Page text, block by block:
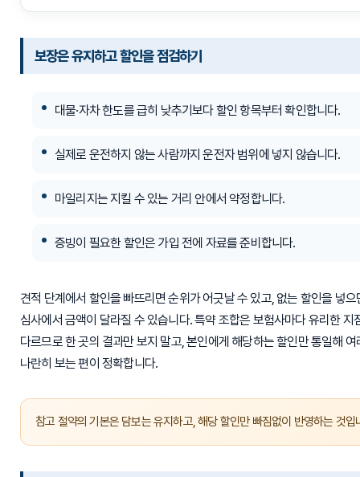
보장은 유지하고 할인을 점검하기
대물·자차 한도를 급히 낮추기보다 할인 항목부터 확인합니다.
실제로 운전하지 않는 사람까지 운전자 범위에 넣지 않습니다.
마일리지는 지킬 수 있는 거리 안에서 약정합니다.
증빙이 필요한 할인은 가입 전에 자료를 준비합니다.
견적 단계에서 할인을 빠뜨리면 순위가 어긋날 수 있고, 없는 할인을 넣으
심사에서 금액이 달라질 수 있습니다. 특약 조합은 보험사마다 유리한 지
다르므로 한 곳의 결과만 보지 말고, 본인에게 해당하는 할인만 통일해 여
나란히 보는 편이 정확합니다.
참고 절약의 기본은 담보는 유지하고, 해당 할인만 빠짐없이 반영하는 것입